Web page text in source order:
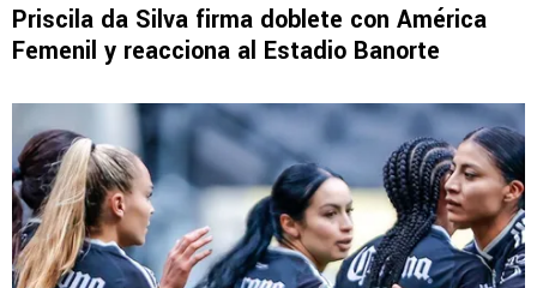
Priscila da Silva firma doblete con América
Femenil y reacciona al Estadio Banorte